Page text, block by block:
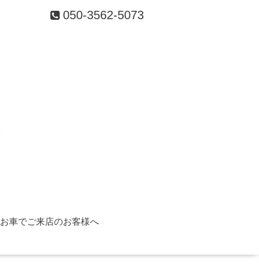
050-3562-5073
お車でご来店のお客様へ